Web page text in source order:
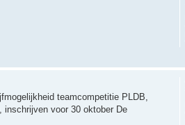
teamcompetitie PLDB,
inschrijven voor 30 oktober De